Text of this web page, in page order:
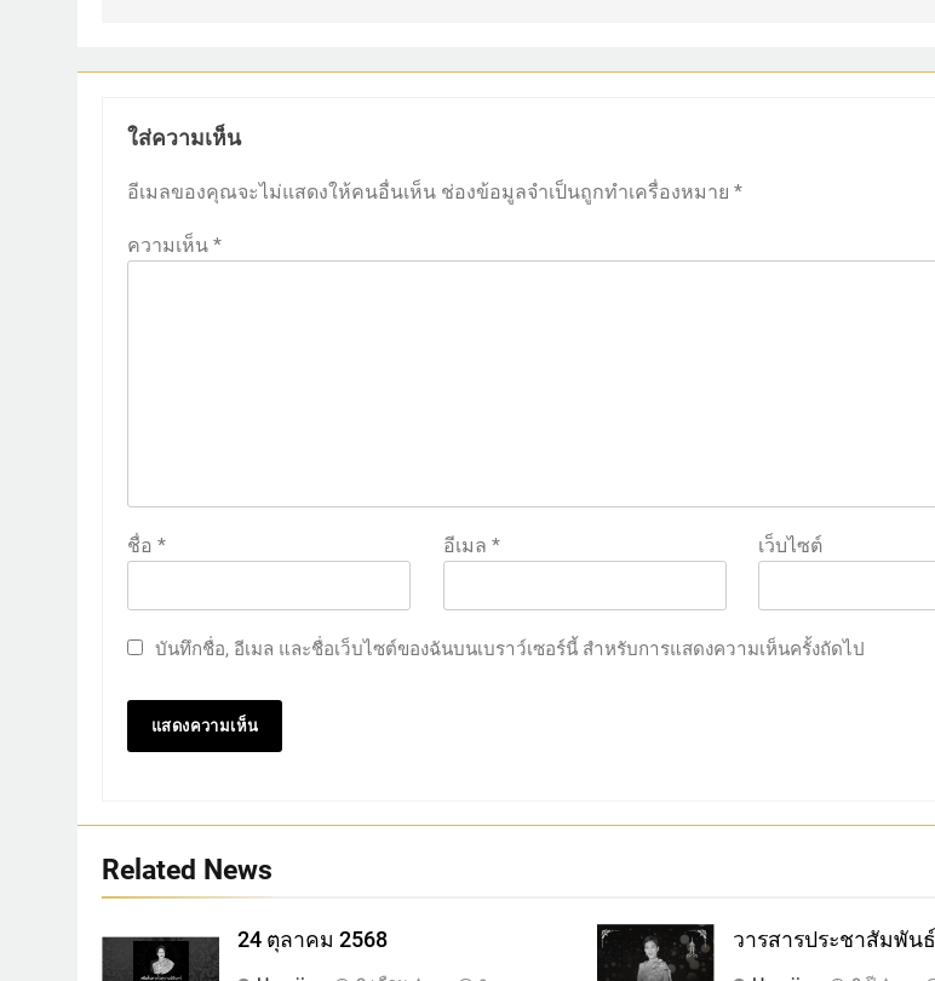
ใส่ความเห็น
อีเมลของคุณจะไม่แสดงให้คนอื่นเห็น ช่องข้อมูลจำเป็นถูกทำเครื่องหมาย *
ความเห็น *
ชื่อ * อีเมล * เว็บไซต์
บันทึกชื่อ, อีเมล และชื่อเว็บไซต์ของฉันบนเบราว์เซอร์นี้ สำหรับการแสดงความเห็นครั้งถัดไป
Related News
24 ตุลาคม 2568
วารสารประชาสัมพันธ์